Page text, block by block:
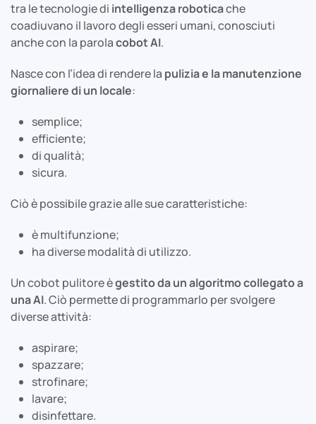
tra le tecnologie di intelligenza roboticache
coadiuvano il lavoro degli esseri umani, conosciuti
anche con la parolacobot AI.
Nasce con l’idea di rendere la pulizia e la manutenzione
giornaliere di un locale:
semplice;
efficiente;
di qualità;
sicura.
Ciò è possibile grazie alle sue caratteristiche:
è multifunzione;
ha diverse modalità di utilizzo.
Un cobot pulitore ègestito da un algoritmo collegato a
una AI. Ciò permette di programmarlo per svolgere
diverse attività:
aspirare;
spazzare;
strofinare;
lavare;
disinfettare.